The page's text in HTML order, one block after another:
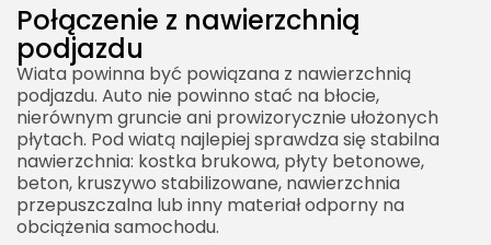
Połączenie z nawierzchnią
podjazdu
Wiata powinna być powiązana z nawierzchnią
podjazdu. Auto nie powinno stać na błocie,
nierównym gruncie ani prowizorycznie ułożonych
płytach. Pod wiatą najlepiej sprawdza się stabilna
nawierzchnia: kostka brukowa, płyty betonowe,
beton, kruszywo stabilizowane, nawierzchnia
przepuszczalna lub inny materiał odporny na
obciążenia samochodu.